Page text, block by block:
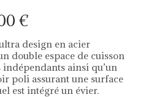
€
prix :
10.956 €
à
14.100 €
design en acier
double espace de cuisson
indépendants ainsi qu’un
poli assurant une surface
est intégré un évier.